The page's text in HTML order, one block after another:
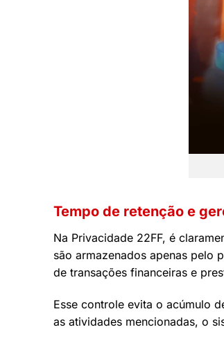
Tempo de retenção e
Na Privacidade 22FF, é
são armazenados apenas pelo
de transações financeiras e
Esse controle evita o acúmulo
as atividades mencionadas, o